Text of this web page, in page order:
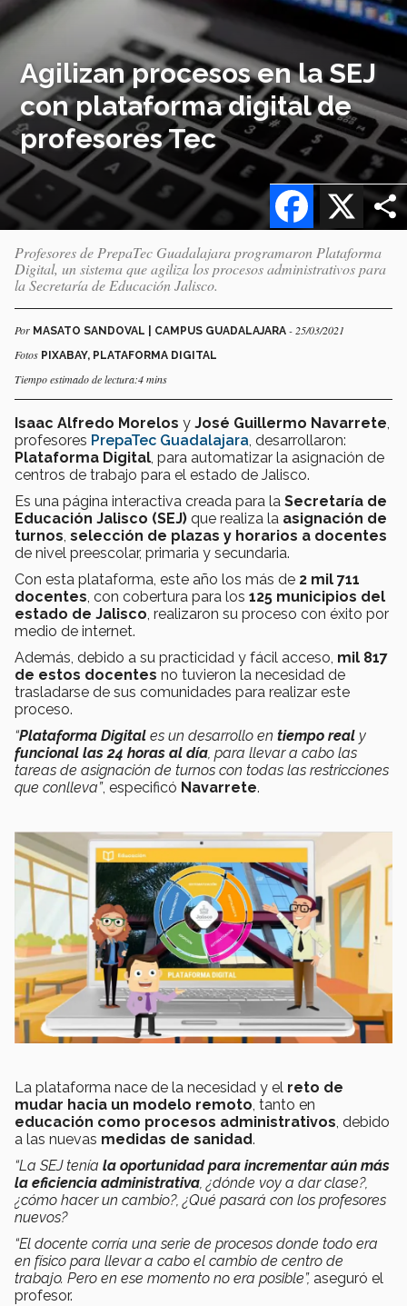
Agilizan procesos en la SEJ
con plataforma digital de
profesores Tec
X
Facebook
Profesores de PrepaTec Guadalajara programaron Plataforma
Digital, un sistema que agiliza los procesos administrativos para
la Secretaría de Educación Jalisco.
Por MASATO SANDOVAL | CAMPUS GUADALAJARA - 25/03/2021
Fotos PIXABAY, PLATAFORMA DIGITAL
Tiempo estimado de lectura:4 mins
Isaac Alfredo Morelos y José Guillermo Navarrete
profesores PrepaTec Guadalajara , desarrollaron:
Plataforma Digital , para automatizar la asignación de
centros de trabajo para el estado de Jalisco.
Es una página interactiva creada para la Secretaría de
Educación Jalisco (SEJ) que realiza la asignación de
turnos selección de plazas y horarios a docentes
de nivel preescolar, primaria y secundaria.
Con esta plataforma, este año los más de 2 mil 711
docentes , con cobertura para los 125 municipios del
estado de Jalisco , realizaron su proceso con éxito por
medio de internet.
Además, debido a su practicidad y fácil acceso, mil 817
de estos docentes no tuvieron la necesidad de
trasladarse de sus comunidades para realizar este
proceso.
“Plataforma Digital es un desarrollo en tiempo real y
funcional las 24 horas al día , para llevar a cabo las
tareas de asignación de turnos con todas las restricciones
que conlleva”, especificó Navarrete.
La plataforma nace de la necesidad y el reto de
mudar hacia un modelo remoto, tanto en
educación como procesos administrativos, debido
a las nuevas medidas de sanidad.
“La SEJ tenía la oportunidad para incrementar aún más
la eficiencia administrativa, ¿dónde voy a dar clase?,
¿cómo hacer un cambio?, ¿Qué pasará con los profesores
nuevos?
“El docente corría una serie de procesos donde todo era
en físico para llevar a cabo el cambio de centro de
trabajo. Pero en ese momento no era posible”, aseguró el
profesor.